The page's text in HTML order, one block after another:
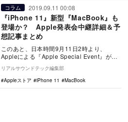
コラム 2019.09.11 00:08
『iPhone 11』新型『MacBook』も
登場か？ Apple発表会中継詳細＆予
想記事まとめ
このあと、日本時間9月11日2時より、
Appleによる『Apple Special Event』が開
催される。同イベントでは、新…
リアルサウンドテック編集部
Appleストア
iPhone 11 MacBook